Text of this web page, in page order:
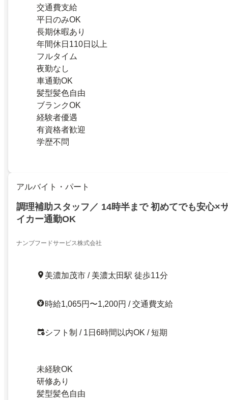
交通費支給
平日のみOK
長期休暇あり
年間休日110日以上
フルタイム
夜勤なし
車通勤OK
髪型髪色自由
ブランクOK
経験者優遇
有資格者歓迎
学歴不問
アルバイト・パート
調理補助スタッフ／ 14時半まで 初めてでも安心×
イカー通勤OK
ナンブフードサービス株式会社
美濃加茂市 / 美濃太田駅 徒歩11分
時給1,065円〜1,200円 / 交通費支給
シフト制 / 1日6時間以内OK / 短期
未経験OK
研修あり
髪型髪色自由